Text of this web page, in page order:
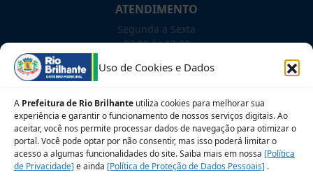
Uso de Cookies e Dados
A Prefeitura de Rio Brilhante utiliza cookies para melhorar sua
experiência e garantir o funcionamento de nossos serviços digitais. Ao
aceitar, você nos permite processar dados de navegação para otimizar o
portal. Você pode optar por não consentir, mas isso poderá limitar o
acesso a algumas funcionalidades do site. Saiba mais em nossa [Política
de Privacidade] e ainda [Política de Proteção de Dados Pessoais] .
ATENDIMENTO
Segunda a Sexta
07:00 às 13:00
NOSSAS REDES!
Siga para novidades